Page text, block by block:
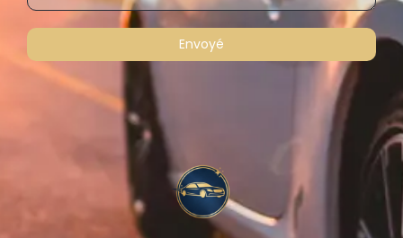
Envoyé